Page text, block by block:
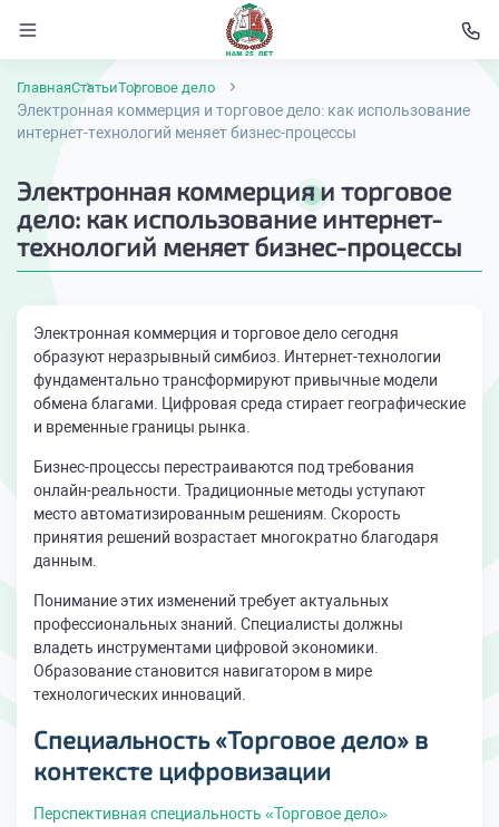
ГлавнаяСтатьиТорговое дело
Электронная коммерция и торговое дело: как использование
интернет-технологий меняет бизнес-процессы
Электронная коммерция и торговое
дело: как использование интернет-
технологий меняет бизнес-процессы
Электронная коммерция и торговое дело сегодня
образуют неразрывный симбиоз. Интернет-технологии
фундаментально трансформируют привычные модели
обмена благами. Цифровая среда стирает географические
и временные границы рынка.
Бизнес-процессы перестраиваются под требования
онлайн-реальности. Традиционные методы уступают
место автоматизированным решениям. Скорость
принятия решений возрастает многократно благодаря
данным.
Понимание этих изменений требует актуальных
профессиональных знаний. Специалисты должны
владеть инструментами цифровой экономики.
Образование становится навигатором в мире
технологических инноваций.
Специальность «Торговое дело» в
контексте цифровизации
Перспективная специальность «Торговое дело»